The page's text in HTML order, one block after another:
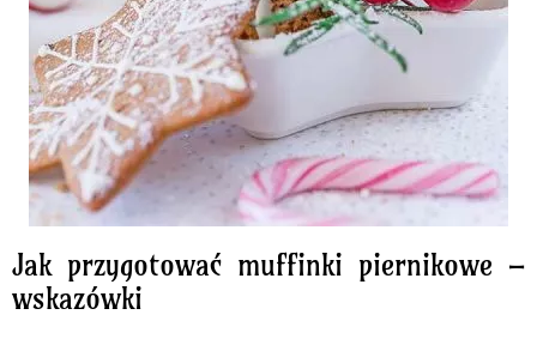
Jak przygotować muffinki piernikowe –
wskazówki